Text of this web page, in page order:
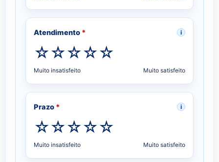
Atendimento * i
Muito insatisfeito Muito satisfeito
Prazo * i
Muito insatisfeito Muito satisfeito